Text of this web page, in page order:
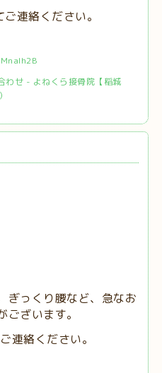
連絡ください。
わせ - よねくら接骨院【稲城
ぎっくり腰など、急なお
ざいます。
連絡ください。